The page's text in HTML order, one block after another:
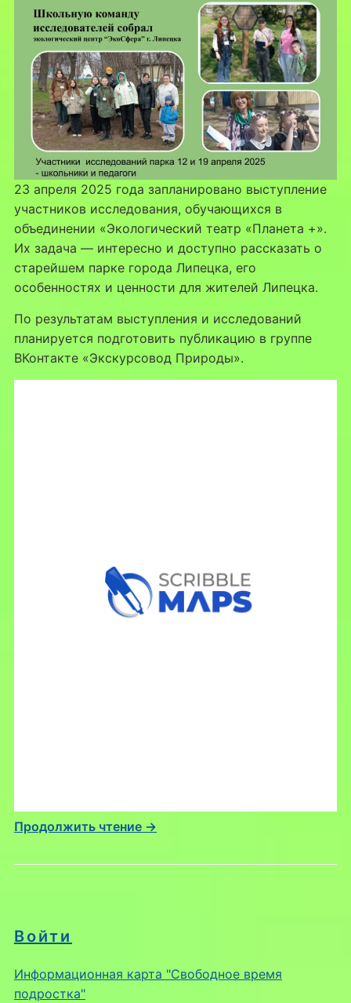
Войти
Информационная карта "Свободное время
подростка"
23 апреля 2025 года запланировано выступление
участников исследования, обучающихся в
объединении «Экологический театр «Планета +».
Их задача — интересно и доступно рассказать о
старейшем парке города Липецка, его
особенностях и ценности для жителей Липецка.
По результатам выступления и исследований
планируется подготовить публикацию в группе
ВКонтакте «Экскурсовод Природы».
Продолжить чтение →